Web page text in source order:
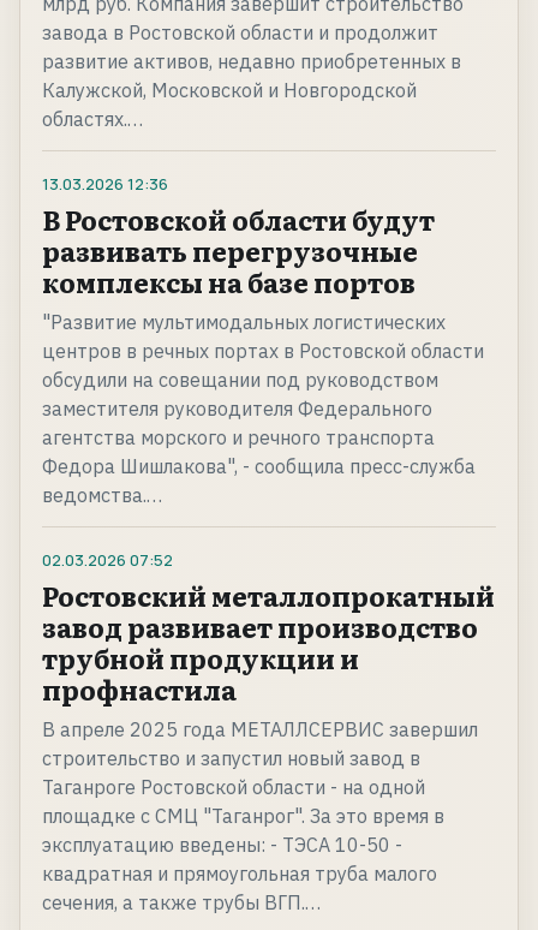
завода в Ростовской области и продолжит
развитие активов, недавно приобретенных в
Калужской, Московской и Новгородской
областях.…
13.03.2026 12:36
В Ростовской области будут
развивать перегрузочные
комплексы на базе портов
"Развитие мультимодальных логистических
центров в речных портах в Ростовской области
обсудили на совещании под руководством
заместителя руководителя Федерального
агентства морского и речного транспорта
Федора Шишлакова", - сообщила пресс-служба
ведомства.…
02.03.2026 07:52
Ростовский металлопрокатный
завод развивает производство
трубной продукции и
профнастила
В апреле 2025 года МЕТАЛЛСЕРВИС завершил
строительство и запустил новый завод в
Таганроге Ростовской области - на одной
площадке с СМЦ "Таганрог". За это время в
эксплуатацию введены: - ТЭСА 10-50 -
квадратная и прямоугольная труба малого
сечения, а также трубы ВГП.…